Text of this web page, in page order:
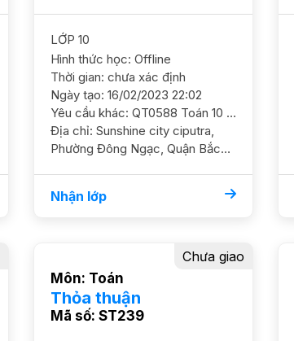
LỚP 10
Hình thức học: Offline
Thời gian: chưa xác định
Ngày tạo: 16/02/2023 22:02
Yêu cầu khác: QT0588 Toán 10 / HS nam/ HL TB/ Phan Đình Phùng Cần GS ôn luyện củng cố kiến thức cơ bản và nâng cao dần Dạy tại nhà ĐC Sunshine city ciputra đông ngạc bắc từ liêm YC GS nam nữ ok, tách GS Học phí 170 - 200k/2h
Địa chỉ: Sunshine city ciputra,
Phường Đông Ngạc, Quận Bắc
Nhận lớp
Môn: Toán
Thỏa thuận
Mã số: ST239
Chưa giao